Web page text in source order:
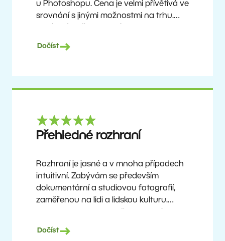
u Photoshopu. Cena je velmi přívětivá ve
srovnání s jinými možnostmi na trhu.
uživatelům, kteří chtějí dosáhnout
pokročilejší funkce, jakmile si na program
Ron
Dočíst
Přehledné rozhraní
Rozhraní je jasné a v mnoha případech
intuitivní. Zabývám se především
dokumentární a studiovou fotografií,
zaměřenou na lidi a lidskou kulturu.
a vylepšuje. Už asi 6 let je mým hlavním
Dočíst